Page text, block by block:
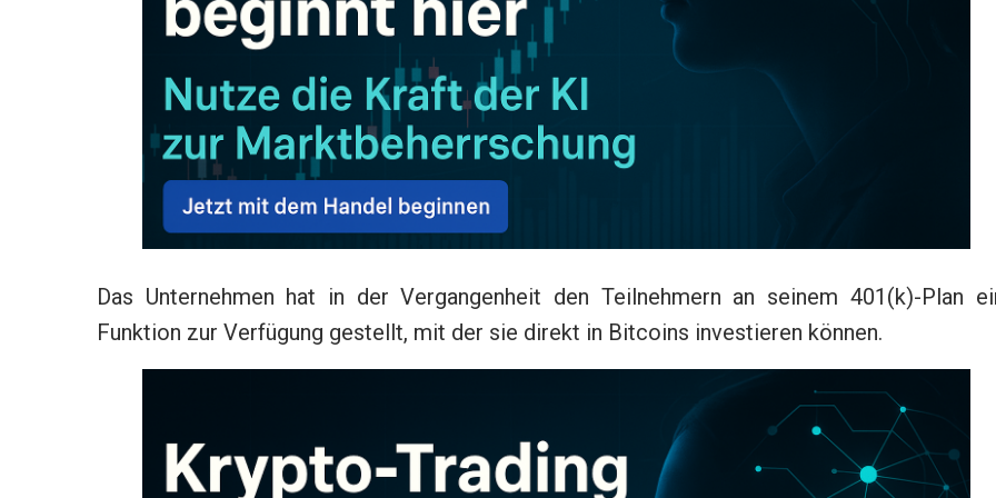
Das Unternehmen hat in der Vergangenheit den Teilnehmern an seinem 401(k)-Plan
Funktion zur Verfügung gestellt, mit der sie direkt in Bitcoins investieren können.